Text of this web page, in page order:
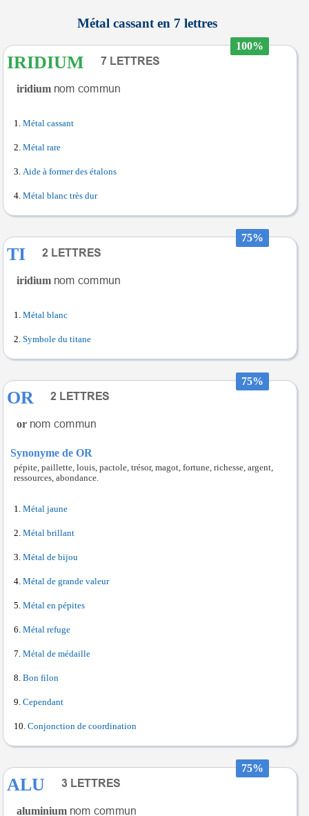
Métal cassant en 7 lettres
100%
IRIDIUM
iridium
Métal cassant
Métal rare
Aide à former des étalons
Métal blanc très dur
75%
TI
iridium
Métal blanc
Symbole du titane
75%
OR
or
Synonyme de OR
pépite, paillette, louis, pactole, trésor, magot, fortune, richesse, argent,
ressources, abondance.
Métal jaune
Métal brillant
Métal de bijou
Métal de grande valeur
Métal en pépites
Métal refuge
Métal de médaille
Bon filon
Cependant
Conjonction de coordination
75%
ALU
aluminium